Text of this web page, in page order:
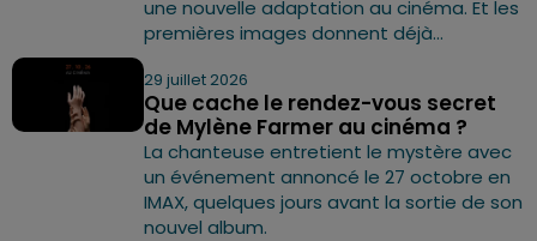
une nouvelle adaptation au cinéma. Et les
premières images donnent déjà...
29 juillet 2026
Que cache le rendez-vous secret
de Mylène Farmer au cinéma ?
La chanteuse entretient le mystère avec
un événement annoncé le 27 octobre en
IMAX, quelques jours avant la sortie de son
nouvel album.